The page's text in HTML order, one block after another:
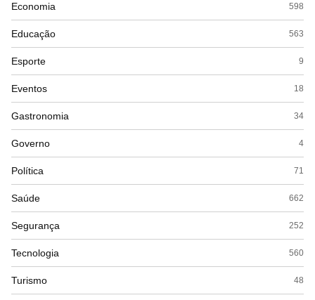
Economia 598
Educação 563
Esporte 9
Eventos 18
Gastronomia 34
Governo 4
Política 71
Saúde 662
Segurança 252
Tecnologia 560
Turismo 48